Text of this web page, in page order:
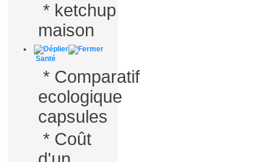
* ketchup
maison
Santé
* Comparatif
ecologique
capsules
* Coût